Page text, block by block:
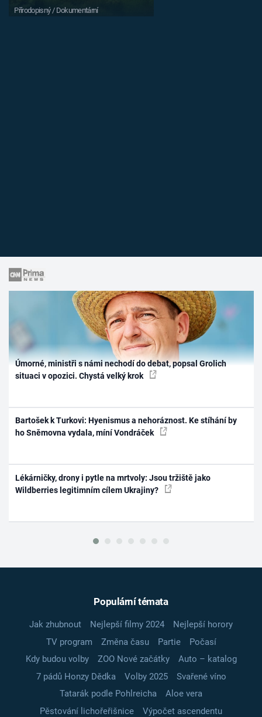
Přírodopisný / Dokumentární
Úmorné, ministři s námi nechodí do debat, popsal Grolich
situaci v opozici. Chystá velký krok
Bartošek k Turkovi: Hyenismus a nehoráznost. Ke stíhání by
ho Sněmovna vydala, míní Vondráček
Lékárničky, drony i pytle na mrtvoly: Jsou tržiště jako
Wildberries legitimním cílem Ukrajiny?
Populární témata
Jak zhubnout Nejlepší filmy 2024
Nejlepší horory
TV program
Změna času Partie
Počasí
Kdy budou volby
ZOO Nové začátky
Auto – katalog
7 pádů Honzy Dědka
Volby 2025
Svařené víno
Tatarák podle Pohlreicha
Aloe vera
Pěstování lichořeřišnice
Výpočet ascendentu